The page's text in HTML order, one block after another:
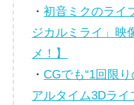
・初音ミクのライ
ジカルミライ」映
メ！】
・CGでも“1回限
アルタイム3Dラ